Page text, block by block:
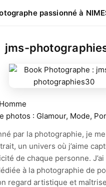
passionné à
jms-
Homme
photos : Glamour, Mode,
par la photographie, je
un univers où j’aime
de chaque personne.
à la photographie de
regard artistique et